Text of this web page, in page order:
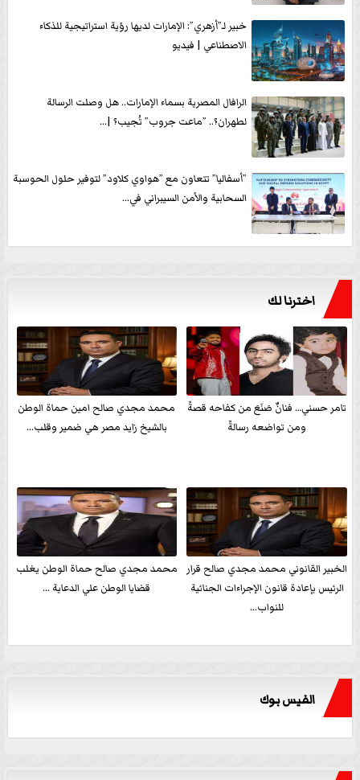
خبير لـ”أزهري”: الإمارات لديها رؤية استراتيجية للذكاء
الاصطناعي | فيديو
الرافال المصرية بسماء الإمارات.. هل وصلت الرسالة
لطهران؟.. ”ماعت جروب” تُجيب؟ |...
”أسفاليا” تتعاون مع ”هواوي كلاود” لتوفير حلول الحوسبة
السحابية والأمن السيبراني في...
اخترنا لك
تامر حسني… فنانٌ صَنَعَ من كفاحه قصةً
ومن تواضعه رسالةً
محمد مجدي صالح امين حماة الوطن
بالشيخ زايد مصر هي ضمير وقلب...
الخبير القانوني محمد مجدي صالح قرار
الرئيس بإعادة قانون الإجراءات الجنائية
للنواب...
محمد مجدي صالح حماة الوطن يغلب
قضايا الوطن علي الدعاية ...
الفيس بوك